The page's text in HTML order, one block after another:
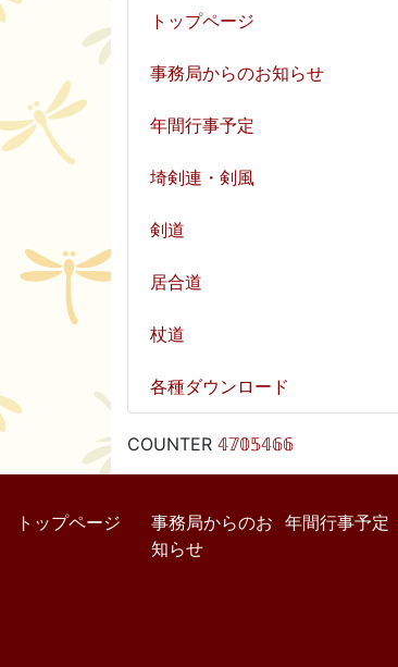
トップページ
事務局からのお知らせ
年間行事予定
埼剣連・剣風
剣道
居合道
杖道
各種ダウンロード
COUNTER 𝟜𝟟𝟘𝟝𝟜𝟞𝟞
トップページ
事務局からのお
知らせ
年間行事予定